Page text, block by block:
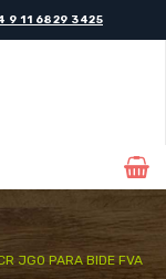
9 11 6829 3425
JGO PARA BIDE FVA